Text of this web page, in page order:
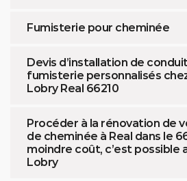
Fumisterie pour cheminée
Devis d’installation de
fumisterie personnalisés
Lobry Real 66210
Procéder à la rénovation de
de cheminée à Real dans le
moindre coût, c’est possible
Lobry